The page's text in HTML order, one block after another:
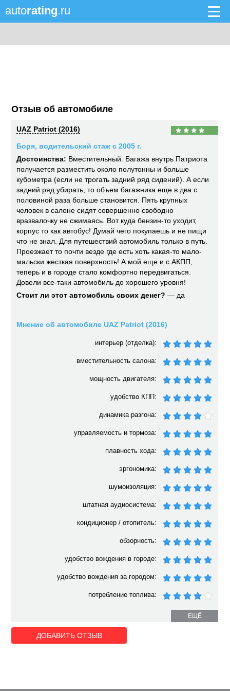
autorating.ru
Отзыв об автомобиле
UAZ Patriot (2016)
Боря, водительский стаж с 2005 г.
Достоинства: Вместительный. Багажа внутрь Патриота
получается разместить около полутонны и больше
кубометра (если не трогать задний ряд сидений). А если
задний ряд убирать, то объем багажника еще в два с
половиной раза больше становится. Пять крупных
человек в салоне сидят совершенно свободно
вразвалочку не сжимаясь. Вот куда бензин-то уходит,
корпус то как автобус! Думай чего покупаешь и не пищи
что не знал. Для путешествий автомобиль только в путь.
Проезжает то почти везде где есть хоть какая-то мало-
мальски жесткая поверхность! А мой еще и с АКПП,
теперь и в городе стало комфортно передвигаться.
Довели все-таки автомобиль до хорошего уровня!
Стоит ли этот автомобиль своих денег? — да
Мнение об автомобиле UAZ Patriot (2016)
интерьер (отделка):
вместительность салона:
мощность двигателя:
удобство КПП:
динамика разгона:
управляемость и тормоза:
плавность хода:
эргономика:
шумоизоляция:
штатная аудиосистема:
кондиционер / отопитель:
обзорность:
удобство вождения в городе:
удобство вождения за городом:
потребление топлива:
ЕЩЁ
ДОБАВИТЬ ОТЗЫВ